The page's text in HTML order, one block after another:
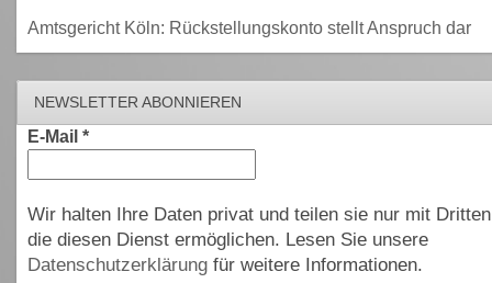
Amtsgericht Köln: Rückstellungskonto stellt Anspruch dar
NEWSLETTER ABONNIEREN
E-Mail *
Wir halten Ihre Daten privat und teilen sie nur mit
die diesen Dienst ermöglichen. Lesen Sie unsere
Datenschutzerklärungfür weitere Informationen.